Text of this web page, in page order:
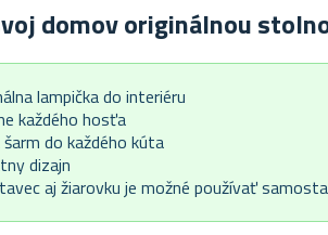
domov originálnou
lampička do interiéru
každého hosťa
do každého kúta
dizajn
aj žiarovku je možné používať